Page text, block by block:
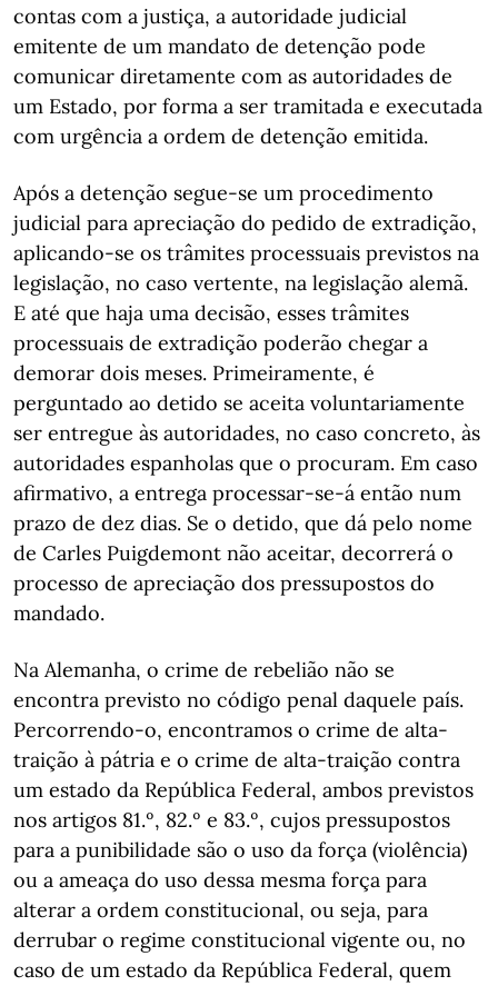
contas com a justiça, a autoridade judicial
emitente de um mandato de detenção pode
comunicar diretamente com as autoridades de
um Estado, por forma a ser tramitada e executada
com urgência a ordem de detenção emitida.
Após a detenção segue-se um procedimento
judicial para apreciação do pedido de extradição,
aplicando-se os trâmites processuais previstos na
legislação, no caso vertente, na legislação alemã.
E até que haja uma decisão, esses trâmites
processuais de extradição poderão chegar a
demorar dois meses. Primeiramente, é
perguntado ao detido se aceita voluntariamente
ser entregue às autoridades, no caso concreto, às
autoridades espanholas que o procuram. Em caso
afirmativo, a entrega processar-se-á então num
prazo de dez dias. Se o detido, que dá pelo nome
de Carles Puigdemont não aceitar, decorrerá o
processo de apreciação dos pressupostos do
mandado.
Na Alemanha, o crime de rebelião não se
encontra previsto no código penal daquele país.
Percorrendo-o, encontramos o crime de alta-
traição à pátria e o crime de alta-traição contra
um estado da República Federal, ambos previstos
nos artigos 81.º, 82.º e 83.º, cujos pressupostos
para a punibilidade são o uso da força (violência)
ou a ameaça do uso dessa mesma força para
alterar a ordem constitucional, ou seja, para
derrubar o regime constitucional vigente ou, no
caso de um estado da República Federal, quem